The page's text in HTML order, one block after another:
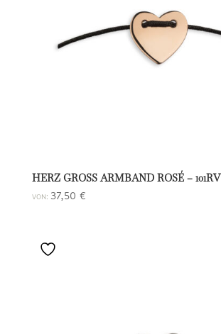
HERZ GROSS ARMBAND ROSÉ – 101RV
VON: 37,50 €